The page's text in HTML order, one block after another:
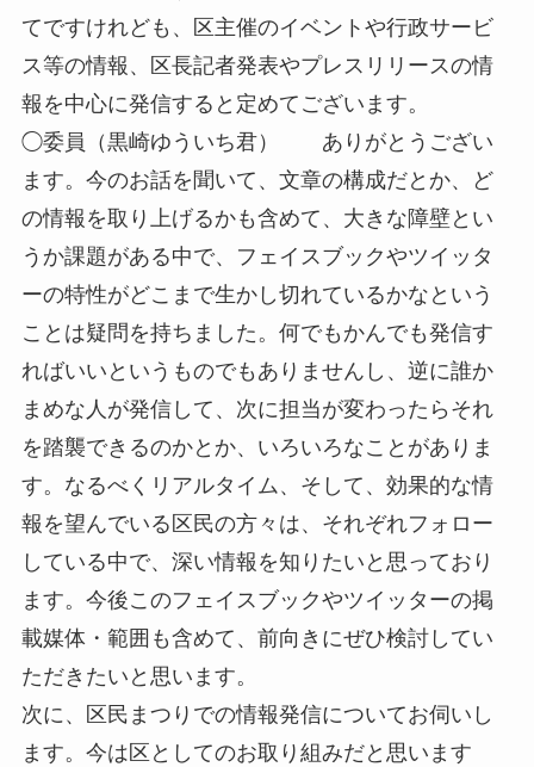
てですけれども、区主催のイベントや行政サービ
ス等の情報、区長記者発表やプレスリリースの情
報を中心に発信すると定めてございます。
◯委員（黒崎ゆういち君） ありがとうござい
ます。今のお話を聞いて、文章の構成だとか、ど
の情報を取り上げるかも含めて、大きな障壁とい
うか課題がある中で、フェイスブックやツイッタ
ーの特性がどこまで生かし切れているかなという
ことは疑問を持ちました。何でもかんでも発信す
ればいいというものでもありませんし、逆に誰か
まめな人が発信して、次に担当が変わったらそれ
を踏襲できるのかとか、いろいろなことがありま
す。なるべくリアルタイム、そして、効果的な情
報を望んでいる区民の方々は、それぞれフォロー
している中で、深い情報を知りたいと思っており
ます。今後このフェイスブックやツイッターの掲
載媒体・範囲も含めて、前向きにぜひ検討してい
ただきたいと思います。
次に、区民まつりでの情報発信についてお伺いし
ます。今は区としてのお取り組みだと思います